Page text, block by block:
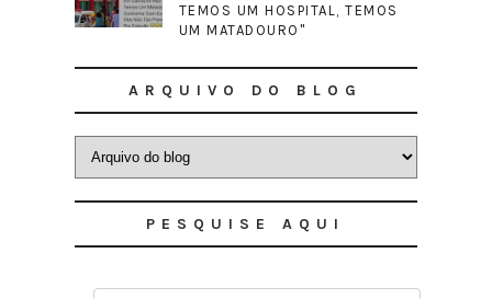
TEMOS UM HOSPITAL, TEMOS
UM MATADOURO"
ARQUIVO DO BLOG
PESQUISE AQUI